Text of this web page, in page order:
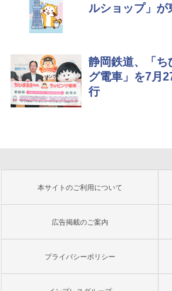
ルショップ」が
静岡鉄道、「ち
グ電車」を7月
行
本サイトのご利用について
広告掲載のご案内
プライバシーポリシー